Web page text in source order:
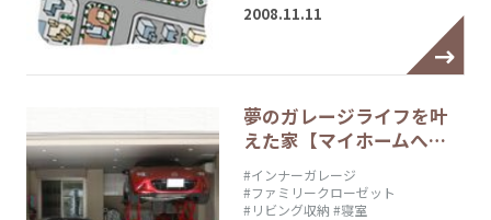
2008.11.11
夢のガレージライフを叶
えた家【マイホームへ…
#インナーガレージ
#ファミリークローゼット
#リビング収納 #寝室